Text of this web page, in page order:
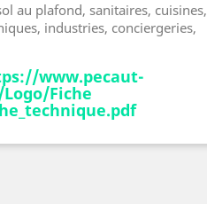
au plafond, sanitaires, cuisines,
industries, conciergeries,
www.pecaut-
Fiche